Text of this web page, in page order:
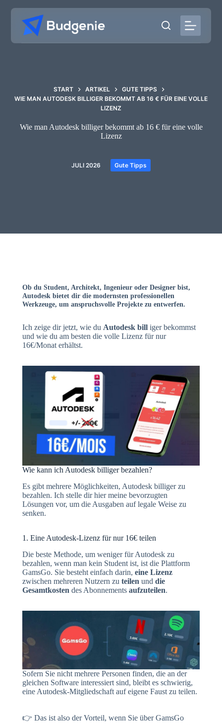
Inhalt
springen
START ARTIKEL
GUTE TIPPS
WIE MAN AUTODESK BILLIGER BEKOMMT AB 16 € FÜR EINE VOLLE
LIZENZ
Wie man Autodesk billiger bekommt ab 16 € für eine volle
Lizenz
JULI 2026 Gute Tipps
Ob du Student, Architekt, Ingenieur oder Designer bist,
Autodesk bietet dir die modernsten professionellen
Werkzeuge, um anspruchsvolle Projekte zu entwerfen.
Ich zeige dir jetzt, wie du Autodesk billiger bekommst
und wie du am besten die volle Lizenz für nur
16€/Monat erhältst.
Wie kann ich Autodesk billiger bezahlen?
Es gibt mehrere Möglichkeiten, Autodesk billiger zu
bezahlen. Ich stelle dir hier meine bevorzugten
Lösungen vor, um die Ausgaben auf legale Weise zu
senken.
1. Eine Autodesk-Lizenz für nur 16€ teilen
Die beste Methode, um weniger für Autodesk zu
bezahlen, wenn man kein Student ist, ist die Plattform
GamsGo. Sie besteht einfach darin, eine Lizenz
zwischen mehreren Nutzern zu teilen und die
Gesamtkosten des Abonnements aufzuteilen.
Sofern Sie nicht mehrere Personen finden, die an der
gleichen Software interessiert sind, bleibt es schwierig,
eine Autodesk-Mitgliedschaft auf eigene Faust zu teilen.
👉 Das ist also der Vorteil, wenn Sie über GamsGo